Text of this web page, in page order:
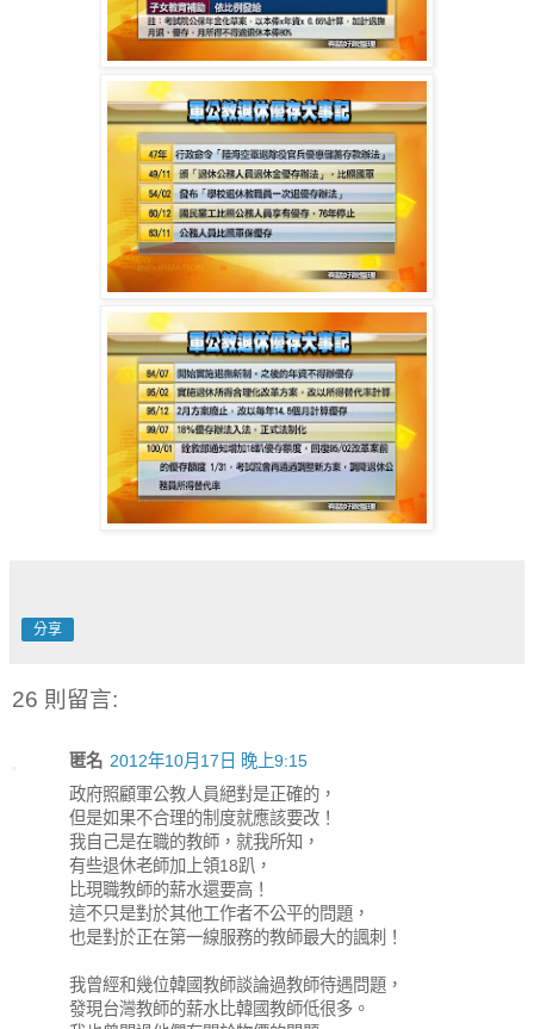
分享
26 則留言:
匿名 2012年10月17日 晚上9:15
政府照顧軍公教人員絕對是正確的，
但是如果不合理的制度就應該要改！
我自己是在職的教師，就我所知，
有些退休老師加上領18趴，
比現職教師的薪水還要高！
這不只是對於其他工作者不公平的問題，
也是對於正在第一線服務的教師最大的諷刺！
我曾經和幾位韓國教師談論過教師待遇問題，
發現台灣教師的薪水比韓國教師低很多。